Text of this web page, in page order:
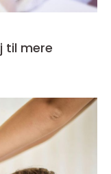
til mere